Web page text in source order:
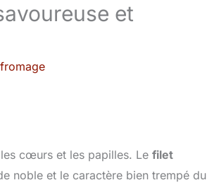
et
cœurs et les papilles. Le filet
noble et le caractère bien trempé du